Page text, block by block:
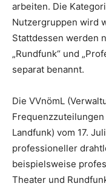
arbeiten. Die
Nutzergruppen wird
Stattdessen werden
„Rundfunk“ und
separat benannt.
Die VVnömL
Landfunk) vom 17.
professioneller
beispielsweise
Theater und